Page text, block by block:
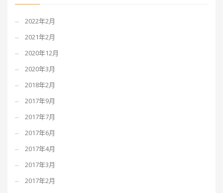
2022年2月
2021年2月
2020年12月
2020年3月
2018年2月
2017年9月
2017年7月
2017年6月
2017年4月
2017年3月
2017年2月